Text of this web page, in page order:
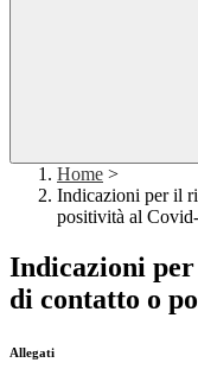
Home >
Indicazioni per il
positività al
Indicazioni
di contatto o
Allegati